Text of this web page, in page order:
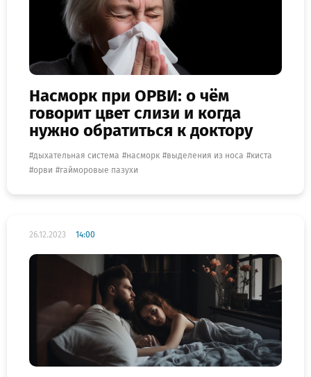
Насморк при ОРВИ: о чём
говорит цвет слизи и когда
нужно обратиться к доктору
дыхательная система насморк выделения из носа
киста
орви
гайморовые пазухи
26.12.2023 14:00